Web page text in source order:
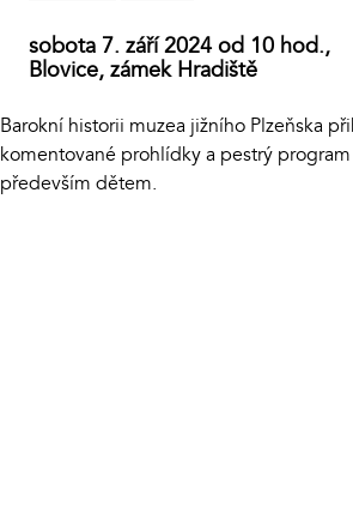
sobota 7. září 2024 od 10 hod.,
Blovice, zámek Hradiště
Barokní historii muzea jižního Plzeňska
komentované prohlídky a pestrý
především dětem.